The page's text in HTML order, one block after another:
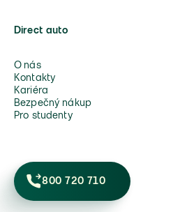
Direct auto
O nás
Kontakty
Kariéra
Bezpečný nákup
Pro studenty
800 720 710